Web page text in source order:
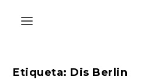
Etiqueta: Dis Berlin